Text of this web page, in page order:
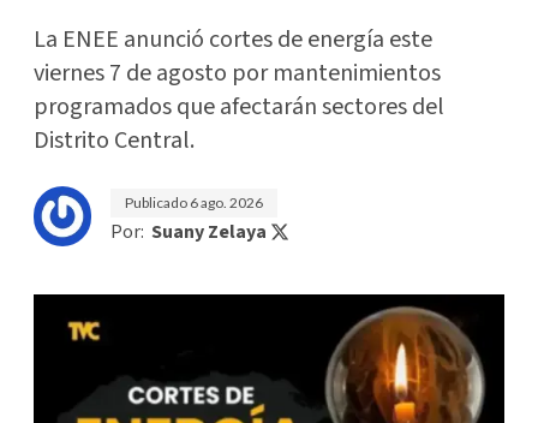
La ENEE anunció cortes de energía este
viernes 7 de agosto por mantenimientos
programados que afectarán sectores del
Distrito Central.
Publicado 6 ago. 2026
Por: Suany Zelaya